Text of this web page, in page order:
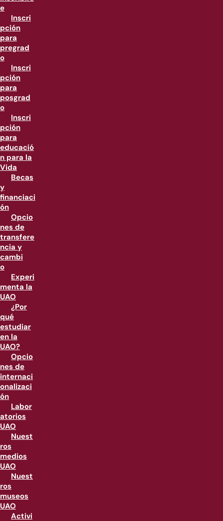
e
Inscri
pción
para
pregrad
o
Inscri
pción
para
posgrad
o
Inscri
pción
para
educació
n para la
Vida
Becas
y
financiaci
ón
Opcio
nes de
transfere
ncia y
cambi
o
Experi
menta la
UAO
¿Por
qué
estudiar
en la
UAO?
Opcio
nes de
internaci
onalizaci
ón
Labor
atorios
UAO
Nuest
ros
medios
UAO
Nuest
ros
museos
UAO
Activi